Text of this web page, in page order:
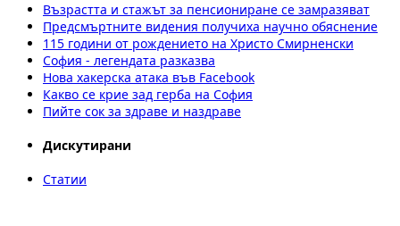
Възрастта и стажът за пенсиониране се замразяват
Предсмъртните видения получиха научно обяснение
115 години от рождението на Христо Смирненски
София - легендата разказва
Нова хакерска атака във Facebook
Какво се крие зад герба на София
Пийте сок за здраве и наздраве
Дискутирани
Статии